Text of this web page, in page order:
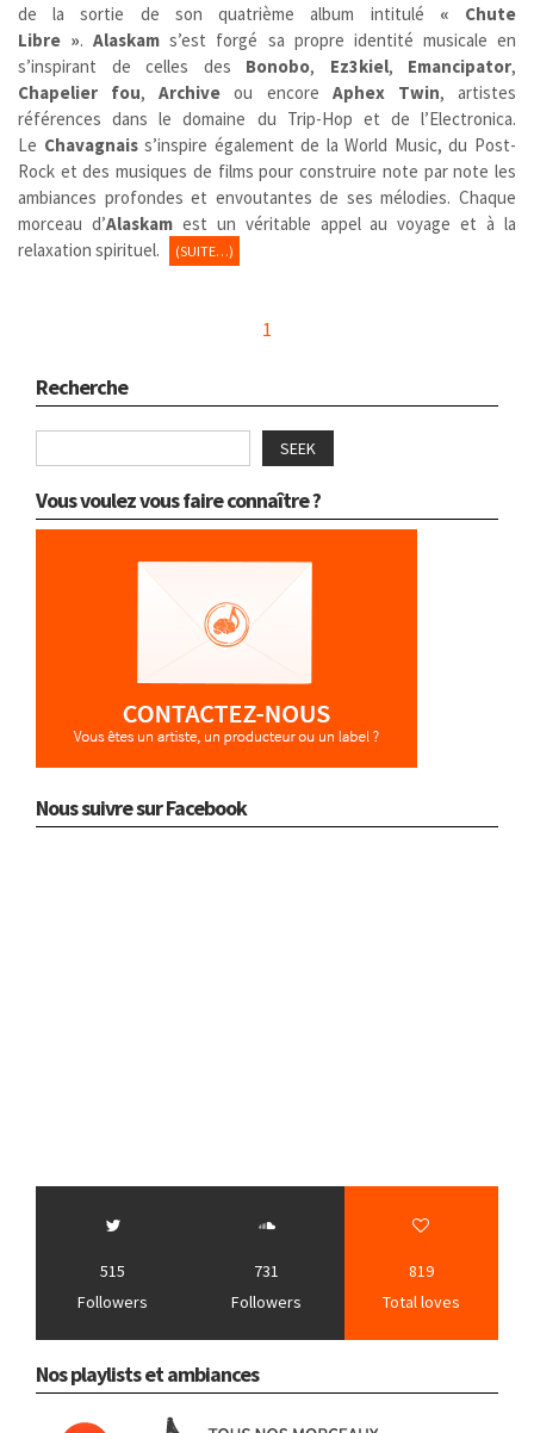
de la sortie de son quatrième album intitulé « Chute
Libre ».Alaskam s’est forgé sa propre identité musicale en
s’inspirant de celles des Bonobo, Ez3kiel, Emancipator,
Chapelier fou,Archive ou encore Aphex Twin, artistes
références dans le domaine du Trip-Hop et de l’Electronica.
Le Chavagnaiss’inspire également de la World Music, du Post-
Rock et des musiques de films pour construire note par note les
ambiances profondes et envoutantes de ses mélodies. Chaque
morceau d’Alaskamest un véritable appel au voyage et à la
relaxation spirituel.
(SUITE…)
1
Recherche
SEEK
Vous voulez vous faire connaître ?
Nous suivre sur Facebook
515
Followers
731
Followers
819
Total loves
Nos playlists et ambiances